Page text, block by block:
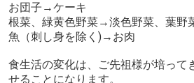
お団子→ケーキ
根菜、緑黄色野菜→淡色野菜、葉野
魚（刺し身を除く)→お肉
食生活の変化は、ご先祖様が培って
せることになります。